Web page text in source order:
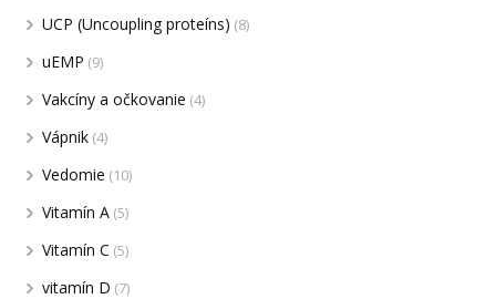
UCP (Uncoupling proteíns) (8)
uEMP (9)
Vakcíny a očkovanie (4)
Vápnik (4)
Vedomie (10)
Vitamín A (5)
Vitamín C (5)
vitamín D (7)